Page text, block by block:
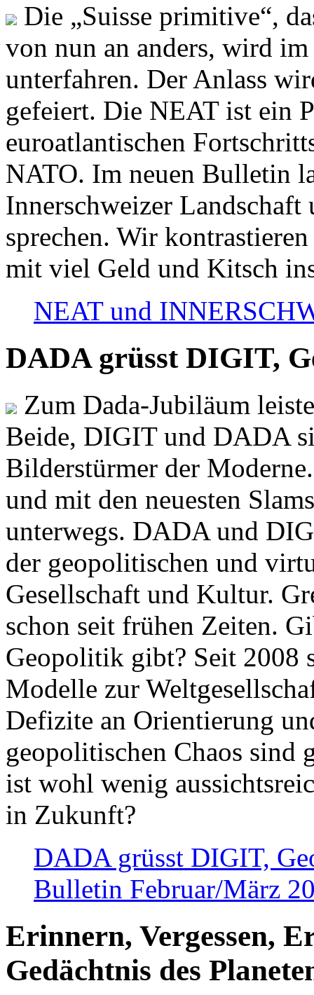
Die „Suisse primitive“,
von nun an anders, wird
unterfahren. Der Anlass
gefeiert. Die NEAT ist ein
euroatlantischen
NATO. Im neuen Bulletin
Innerschweizer
sprechen. Wir
mit viel Geld und Kitsch
NEAT und
DADA grüsst DIGIT,
Zum Dada-Jubiläum
Beide, DIGIT und DADA
Bilderstürmer der
und mit den neuesten
unterwegs. DADA und
der geopolitischen und
Gesellschaft und Kultur.
schon seit frühen Zeiten.
Geopolitik gibt? Seit 2008
Modelle zur
Defizite an Orientierung
geopolitischen Chaos sind
ist wohl wenig
in Zukunft?
DADA grüsst DIGIT,
Bulletin Februar/März
Erinnern, Vergessen,
Gedächtnis des